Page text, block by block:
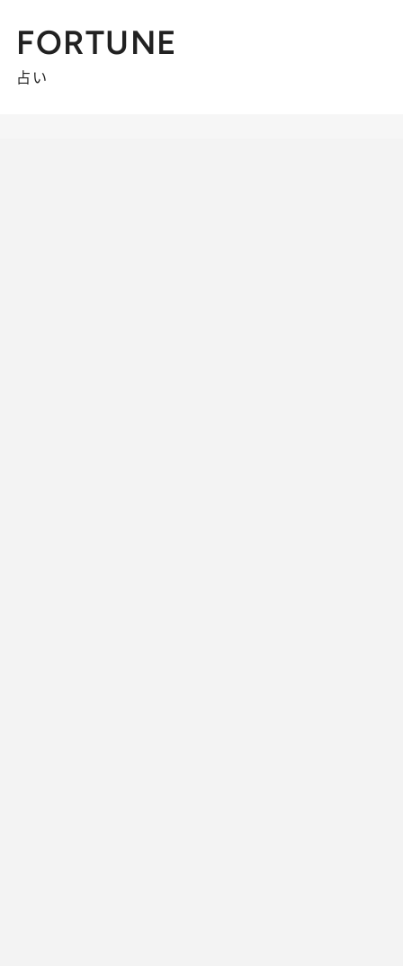
FORTUNE
占い